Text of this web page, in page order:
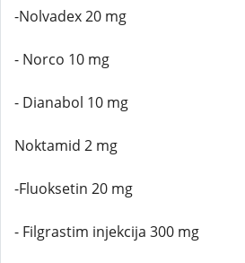
-Nolvadex 20 mg
- Norco 10 mg
- Dianabol 10 mg
Noktamid 2 mg
-Fluoksetin 20 mg
- Filgrastim injekcija 300 mg